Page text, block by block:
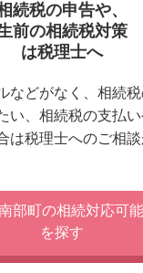
続税の申告や、
前の相続税対策
は税理士へ
などがなく、相続
い、相続税の支払
は税理士へのご相
部町の相続対応可
を探す